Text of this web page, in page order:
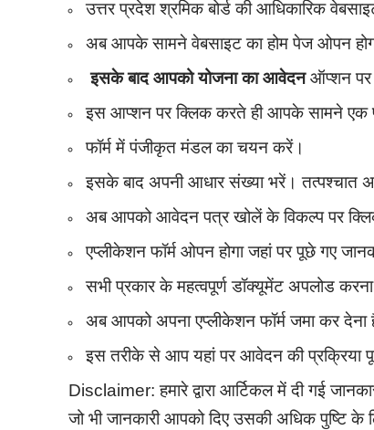
उत्तर प्रदेश श्रमिक बोर्ड की आधिकारिक
अब आपके सामने वेबसाइट का होम पेज ओपन
इसके बाद आपको योजना का आवेदनऑप्शन
इस आप्शन पर क्लिक करते ही आपके सामने एक
फॉर्म में पंजीकृत मंडल का चयन करें।
इसके बाद अपनी आधार संख्या भरें। तत्पश्चात
अब आपको आवेदन पत्र खोलें के विकल्प पर
एप्लीकेशन फॉर्म ओपन होगा जहां पर पूछे गए
सभी प्रकार के महत्वपूर्ण डॉक्यूमेंट अपलोड
अब आपको अपना एप्लीकेशन फॉर्म जमा कर देना
इस तरीके से आप यहां पर आवेदन की प्रक्रिया
Disclaimer: हमारे द्वारा आर्टिकल में दी गई
जो भी जानकारी आपको दिए उसकी अधिक पुष्टि